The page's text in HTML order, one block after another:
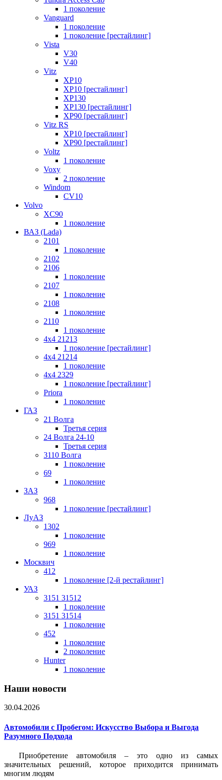
1 поколение
Vanguard
1 поколение
1 поколение [рестайлинг]
Vista
V30
V40
Vitz
XP10
XP10 [рестайлинг]
XP130
XP130 [рестайлинг]
XP90 [рестайлинг]
Vitz RS
XP10 [рестайлинг]
XP90 [рестайлинг]
Voltz
1 поколение
Voxy
2 поколение
Windom
СV10
Volvo
XC90
1 поколение
ВАЗ (Lada)
2101
1 поколение
2102
2106
1 поколение
2107
1 поколение
2108
1 поколение
2110
1 поколение
4x4 21213
1 поколение [рестайлинг]
4x4 21214
1 поколение
4x4 2329
1 поколение [рестайлинг]
Priora
1 поколение
ГАЗ
21 Волга
Третья серия
24 Волга 24-10
Третья серия
3110 Волга
1 поколение
69
1 поколение
ЗАЗ
968
1 поколение [рестайлинг]
ЛуАЗ
1302
1 поколение
969
1 поколение
Москвич
412
1 поколение [2-й рестайлинг]
УАЗ
3151 31512
1 поколение
3151 31514
1 поколение
452
1 поколение
2 поколение
Hunter
1 поколение
Наши новости
30.04.2026
Автомобили с Пробегом: Искусство Выбора и Выгода
Разумного Подхода
Приобретение автомобиля – это одно из самых
значительных решений, которое приходится принимать
многим людям